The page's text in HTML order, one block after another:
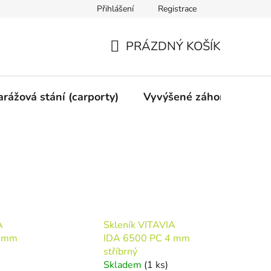
Mimosoudní vyrovnání Obchodní podmínky
Přihlášení Registrace
KOŠÍK
PRÁZDNÝ KOŠÍK
stání (carporty) Vyvýšené záhony
Skleník VITAVIA
IDA 6500 PC 4 mm
stříbrný
Skladem (1 ks)